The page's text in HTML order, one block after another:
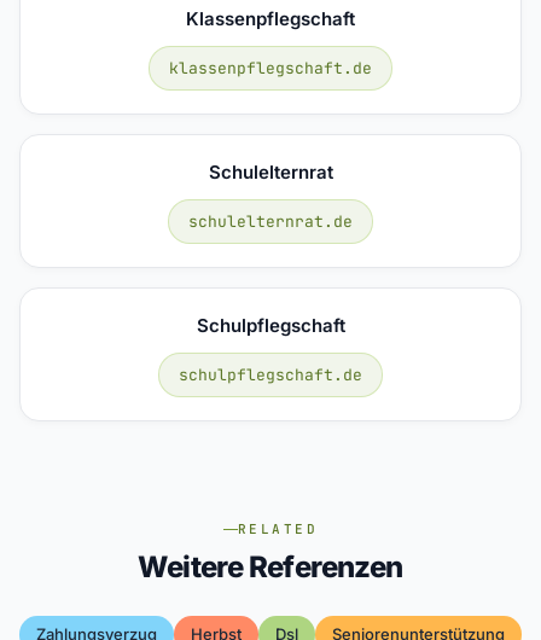
Klassenpflegschaft
klassenpflegschaft.de
Schulelternrat
schulelternrat.de
Schulpflegschaft
schulpflegschaft.de
RELATED
Weitere Referenzen
Zahlungsverzug Herbst Dsl Seniorenunterstützung